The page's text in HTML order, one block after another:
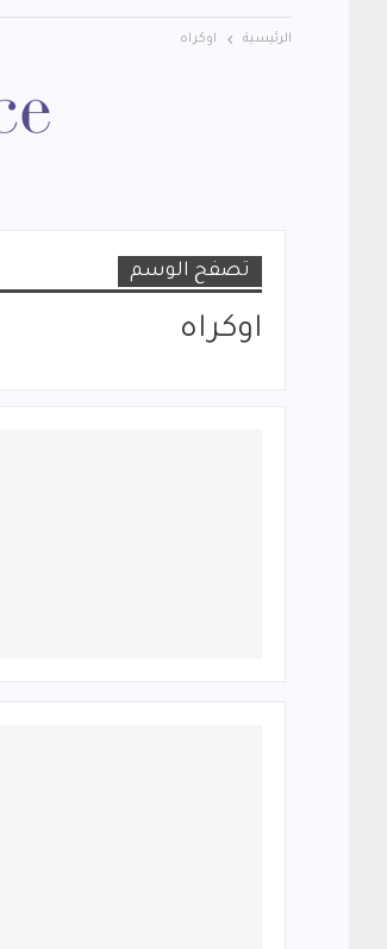
الرئيسية اوكراه
تصفح الوسم
اوكراه